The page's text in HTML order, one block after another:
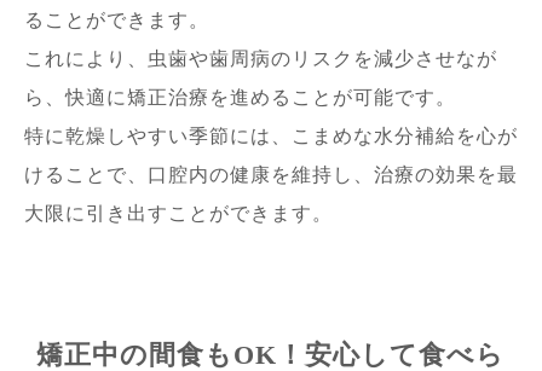
ることができます。
これにより、虫歯や歯周病のリスクを減少させなが
ら、快適に矯正治療を進めることが可能です。
特に乾燥しやすい季節には、こまめな水分補給を心が
けることで、口腔内の健康を維持し、治療の効果を最
大限に引き出すことができます。
矯正中の間食もOK！安心して食べら